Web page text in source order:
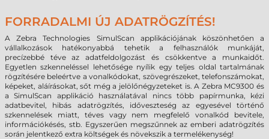
FORRADALMI ÚJ ADATRÖGZÍTÉS!
A Zebra Technologies SimulScan applikációjának köszönhetően a
vállalkozások hatékonyabbá tehetik a felhasználók munkáját,
precízebbé téve az adatfeldolgozást és csökkentve a munkaidőt.
Egyetlen szkenneléssel lehetősége nyílik egy teljes oldal tartalmának
rögzítésére beleértve a vonalkódokat, szövegrészeket, telefonszámokat,
képeket, aláírásokat, sőt még a jelölőnégyzeteket is. A Zebra MC9300 és
a SimulScan applikáció használatával nincs több papírmunka, kézi
adatbevitel, hibás adatrögzítés, időveszteség az egyesével történő
szkennelések miatt, téves vagy nem megfelelő vonalkód bevitele,
információkésés, stb. Egyszerűen megszűnnek az emberi adatrögzítés
során jelentkező extra költségek és növekszik a termelékenység!